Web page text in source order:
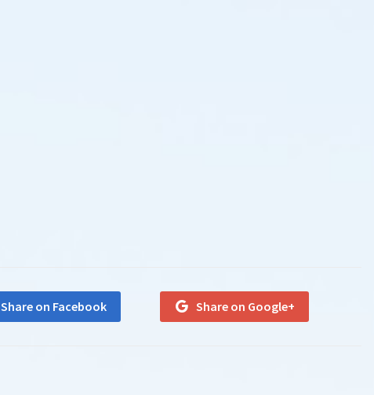
Share on Facebook Share on Google+